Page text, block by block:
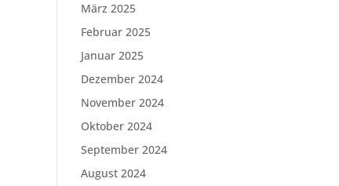
März 2025
Februar 2025
Januar 2025
Dezember 2024
November 2024
Oktober 2024
September 2024
August 2024